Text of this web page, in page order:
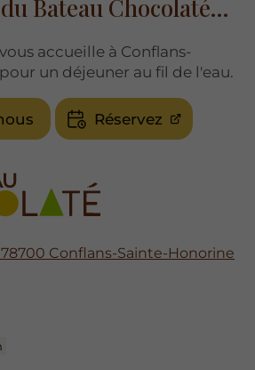
78700 Conflans-Sainte-Honorine
Bateau Chocolaté...
accueille à Conflans-
un déjeuner au fil de l'eau.
Réservez